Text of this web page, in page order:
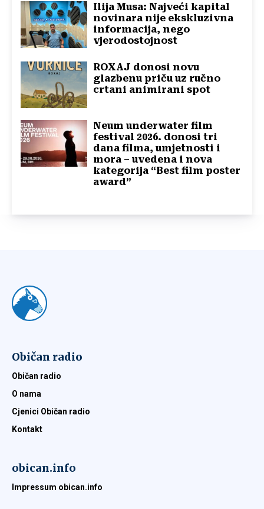
Ilija Musa: Najveći kapital
novinara nije ekskluzivna
informacija, nego
vjerodostojnost
ROXAJ donosi novu
glazbenu priču uz ručno
crtani animirani spot
Neum underwater film
festival 2026. donosi tri
dana filma, umjetnosti i
mora – uvedena i nova
kategorija “Best film poster
award”
Običan radio
Običan radio
O nama
Cjenici Običan radio
Kontakt
obican.info
Impressum obican.info